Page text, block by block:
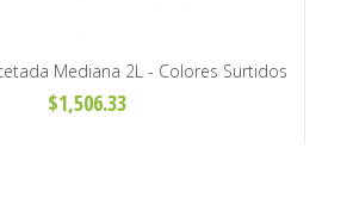
Mediana 2L - Colores Surtidos
$1,506.33